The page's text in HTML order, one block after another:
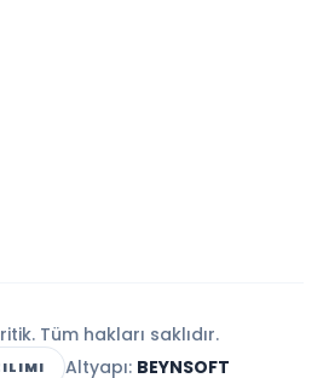
Tüm hakları saklıdır.
Altyapı: BEYNSOFT